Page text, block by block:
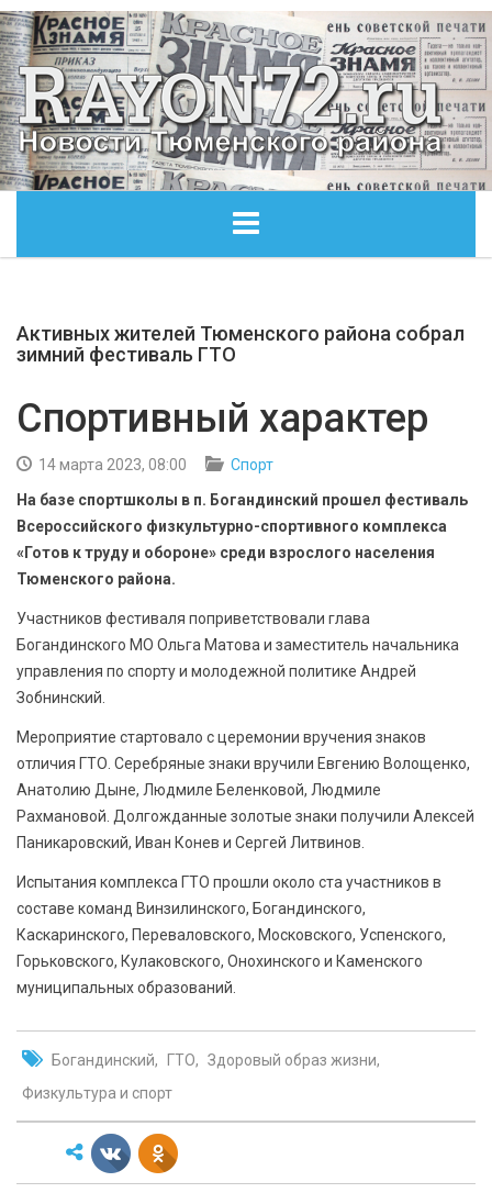
ОБЩЕСТВО
БЕЗОПАСНОСТЬ
СПОРТ
АРХИВ PDF
Активных жителей Тюменского района собрал
зимний фестиваль ГТО
Спортивный характер
14 марта 2023, 08:00
Спорт
На базе спортшколы в п. Богандинский прошел фестиваль
Всероссийского физкультурно-спортивного комплекса
«Готов к труду и обороне» среди взрослого населения
Тюменского района.
Участников фестиваля поприветствовали глава
Богандинского МО Ольга Матова и заместитель начальника
управления по спорту и молодежной политике Андрей
Зобнинский.
Мероприятие стартовало с церемонии вручения знаков
отличия ГТО. Серебряные знаки вручили Евгению Волощенко,
Анатолию Дыне, Людмиле Беленковой, Людмиле
Рахмановой. Долгожданные золотые знаки получили Алексей
Паникаровский, Иван Конев и Сергей Литвинов.
Испытания комплекса ГТО прошли около ста участников в
составе команд Винзилинского, Богандинского,
Каскаринского, Переваловского, Московского, Успенского,
Горьковского, Кулаковского, Онохинского и Каменского
муниципальных образований.
Богандинский ГТО
Здоровый образ жизни
Физкультура и спорт